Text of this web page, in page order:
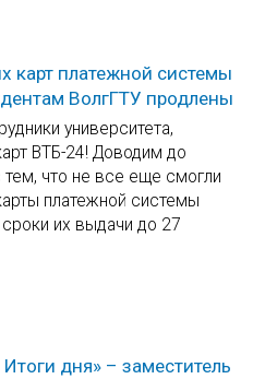
карт платежной системы
ВолгГТУ продлены
университета,
ВТБ-24! Доводим до
что не все еще смогли
платежной системы
их выдачи до 27
дня» – заместитель